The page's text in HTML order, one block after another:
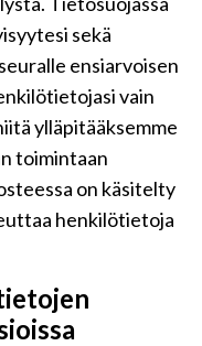
sekä
ensiarvoisen
vain
ylläpitääksemme
toimintaan
on käsitelty
henkilötietoja